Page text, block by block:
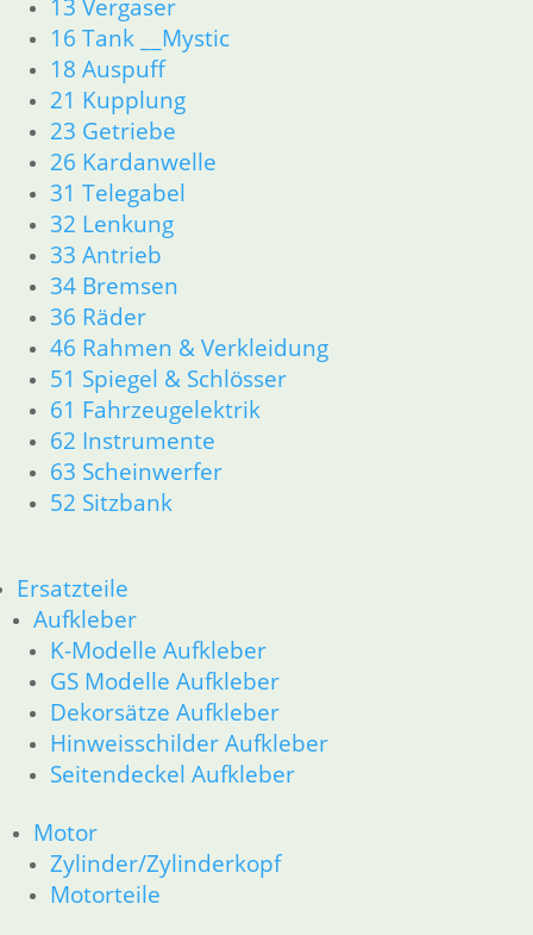
13 Vergaser
16 Tank __Mystic
18 Auspuff
21 Kupplung
23 Getriebe
26 Kardanwelle
31 Telegabel
32 Lenkung
33 Antrieb
34 Bremsen
36 Räder
46 Rahmen & Verkleidung
51 Spiegel & Schlösser
61 Fahrzeugelektrik
62 Instrumente
63 Scheinwerfer
52 Sitzbank
Ersatzteile
Aufkleber
K-Modelle Aufkleber
GS Modelle Aufkleber
Dekorsätze Aufkleber
Hinweisschilder Aufkleber
Seitendeckel Aufkleber
Motor
Zylinder/Zylinderkopf
Motorteile